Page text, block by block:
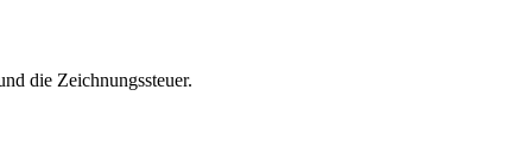
die Zeichnungssteuer.